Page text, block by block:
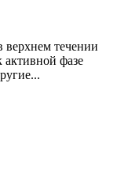
верхнем течении
активной фазе